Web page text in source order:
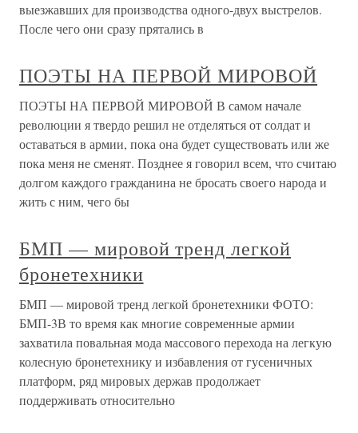
выезжавших для производства одного-двух выстрелов.
После чего они сразу прятались в
ПОЭТЫ НА ПЕРВОЙ МИРОВОЙ
ПОЭТЫ НА ПЕРВОЙ МИРОВОЙ В самом начале
революции я твердо решил не отделяться от солдат и
оставаться в армии, пока она будет существовать или же
пока меня не сменят. Позднее я говорил всем, что считаю
долгом каждого гражданина не бросать своего народа и
жить с ним, чего бы
БМП — мировой тренд легкой
бронетехники
БМП — мировой тренд легкой бронетехники ФОТО:
БМП-3В то время как многие современные армии
захватила повальная мода массового перехода на легкую
колесную бронетехнику и избавления от гусеничных
платформ, ряд мировых держав продолжает
поддерживать относительно